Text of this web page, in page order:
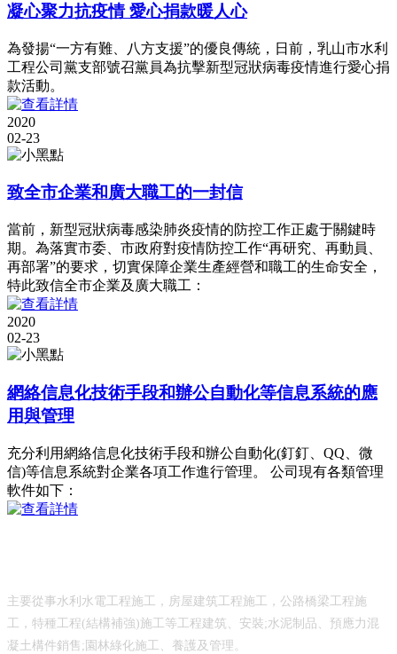
凝心聚力抗疫情 愛心捐款暖人心
為發揚“一方有難、八方支援”的優良傳統，日前，乳山市水利
工程公司黨支部號召黨員為抗擊新型冠狀病毒疫情進行愛心捐
款活動。
2020
02-23
致全市企業和廣大職工的一封信
當前，新型冠狀病毒感染肺炎疫情的防控工作正處于關鍵時
期。為落實市委、市政府對疫情防控工作“再研究、再動員、
再部署”的要求，切實保障企業生產經營和職工的生命安全，
特此致信全市企業及廣大職工：
2020
02-23
網絡信息化技術手段和辦公自動化等信息系統的應
用與管理
充分利用網絡信息化技術手段和辦公自動化(釘釘、QQ、微
信)等信息系統對企業各項工作進行管理。 公司現有各類管理
軟件如下：
主要從事水利水電工程施工，房屋建筑工程施工，公路橋梁工程施
工，特種工程(結構補強)施工等工程建筑、安裝;水泥制品、預應力混
凝土構件銷售;園林綠化施工、養護及管理。